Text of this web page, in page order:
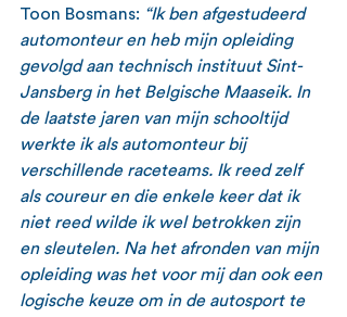
Toon Bosmans: “Ik ben afgestudeerd
automonteur en heb mijn opleiding
gevolgd aan technisch instituut Sint-
Jansberg in het Belgische Maaseik. In
de laatste jaren van mijn schooltijd
werkte ik als automonteur bij
verschillende raceteams. Ik reed zelf
als coureur en die enkele keer dat ik
niet reed wilde ik wel betrokken zijn
en sleutelen. Na het afronden van mijn
opleiding was het voor mij dan ook een
logische keuze om in de autosport te